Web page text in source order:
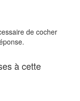
de cocher
à cette